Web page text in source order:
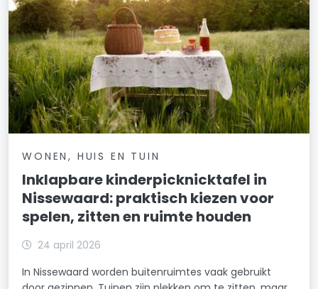
WONEN, HUIS EN TUIN
Inklapbare kinderpicknicktafel in
Nissewaard: praktisch kiezen voor
spelen, zitten en ruimte houden
24 april 2026
In Nissewaard worden buitenruimtes vaak gebruikt